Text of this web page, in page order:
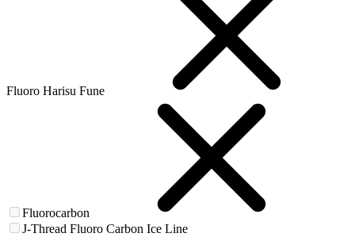
Fluoro Harisu Fune
Fluorocarbon
J-Thread Fluoro Carbon Ice Line